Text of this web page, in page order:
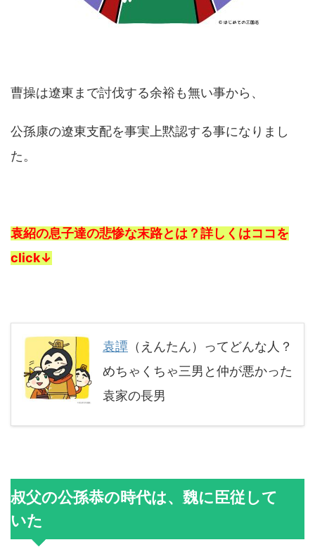
曹操は遼東まで討伐する余裕も無い事から、
公孫康の遼東支配を事実上黙認する事になりまし
た。
袁紹の息子達の悲惨な末路とは？詳しくはココを
click↓
袁譚 （えんたん）ってどんな人？
めちゃくちゃ三男と仲が悪かった
袁家の長男
叔父の公孫恭の時代は、魏に臣従して
いた